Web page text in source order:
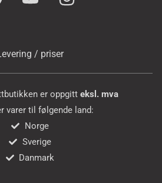
/ priser
er oppgitt eksl. mva
varer til følgende land:
Norge
Sverige
Danmark